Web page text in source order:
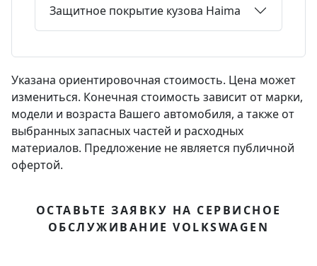
Защитное покрытие кузова Haima
Указана ориентировочная стоимость. Цена может
измениться. Конечная стоимость зависит от марки,
модели и возраста Вашего автомобиля, а также от
выбранных запасных частей и расходных
материалов. Предложение не является публичной
офертой.
ОСТАВЬТЕ ЗАЯВКУ НА СЕРВИСНОЕ
ОБСЛУЖИВАНИЕ VOLKSWAGEN